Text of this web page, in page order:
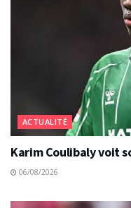
ACTUALITÉ
Karim Coulibaly voit
06/08/2026